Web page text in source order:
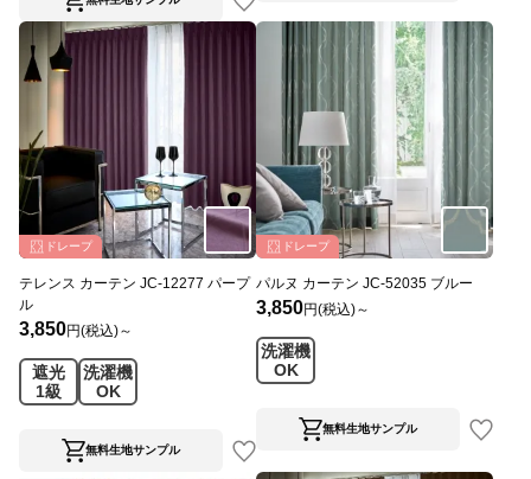
ドレープ
テレンス カーテン JC-12277 パープ
ル
3,850円(税込)～
遮光
1級
洗濯機
OK
無料生地サンプル
ドレープ
パルヌ カーテン JC-52035 ブルー
3,850円(税込)～
洗濯機
OK
無料生地サンプル